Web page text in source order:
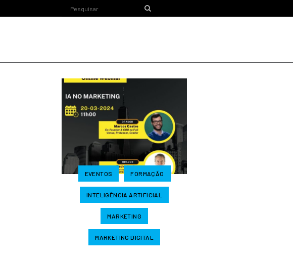
EVENTOS FORMAÇÃO
INTELIGÊNCIA ARTIFICIAL
MARKETING
MARKETING DIGITAL